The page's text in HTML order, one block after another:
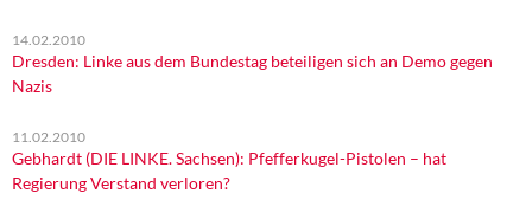
14.02.2010
Dresden: Linke aus dem Bundestag beteiligen sich an Demo gegen
Nazis
11.02.2010
Gebhardt (DIE LINKE. Sachsen): Pfefferkugel-Pistolen – hat
Regierung Verstand verloren?